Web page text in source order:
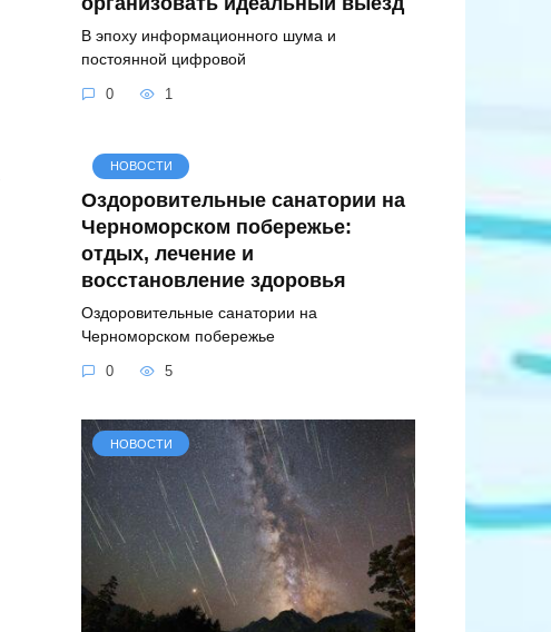
В эпоху информационного шума и
постоянной цифровой
0 1
НОВОСТИ
Оздоровительные санатории на
Черноморском побережье:
отдых, лечение и
восстановление здоровья
Оздоровительные санатории на
Черноморском побережье
0 5
НОВОСТИ